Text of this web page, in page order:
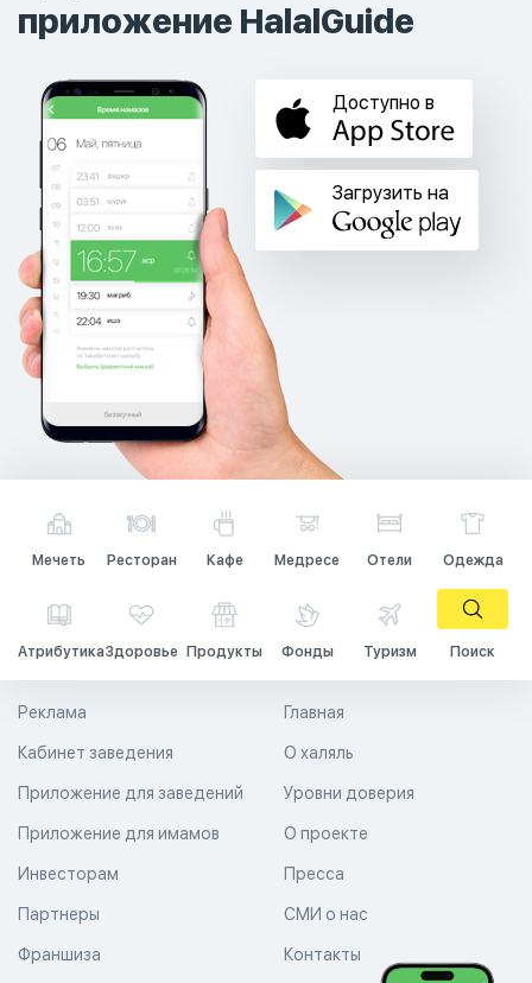
приложение HalalGuide
Доступно в
Загрузить на
Мечеть Ресторан Кафе Медресе Отели Одежда
АтрибутикаЗдоровье Продукты Фонды Туризм Поиск
Главная
О халяль
Уровни доверия
Реклама
Кабинет заведения
Приложение для заведений
Приложение для имамов О проекте
Пресса
СМИ о нас
Контакты
Инвесторам
Партнеры
Франшиза